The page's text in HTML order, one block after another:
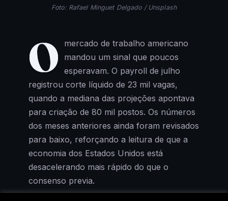
Foto: Rafael Minguet Delgado / Unsplash
O
mercado de trabalho americano
mandou um sinal que poucos
esperavam. O payroll de julho
registrou corte líquido de 23 mil vagas,
quando a mediana das projeções apontava
para criação de 80 mil postos. Os números
dos meses anteriores ainda foram revisados
para baixo, reforçando a leitura de que a
economia dos Estados Unidos está
desacelerando mais rápido do que o
consenso previa.